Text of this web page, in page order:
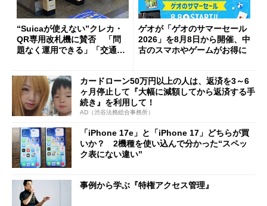
“Suicaが使えない”クレカ・
QR専用改札機に賛否 「問
題なく運用できる」「交通系I
ゲオが「ゲオのサマーセール
2026」を8月8日から開催、中
古のスマホやゲームがお得に
カードローン50万円以上の人は、返済を3～6
ヶ月停止して『大幅に減額してから返済する手
続き』を利用して！
AD（渋谷法務総合事務所）
「iPhone 17e」と「iPhone 17」どちらが買
いか？ 2機種を使い込んで分かった“スペッ
ク表にない違い”
事例から学ぶ『特権アクセス管理』